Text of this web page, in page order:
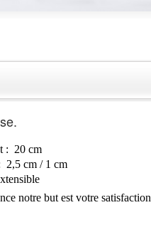
: 20 cm
2,5 cm / 1 cm
notre but est votre satisfaction